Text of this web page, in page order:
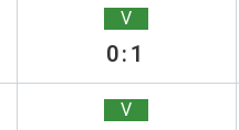
V
0:1
V